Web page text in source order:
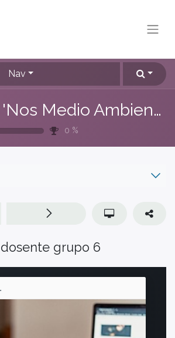
Nav
Education 'Nos Medio Ambiente'
0 %
grupo 6